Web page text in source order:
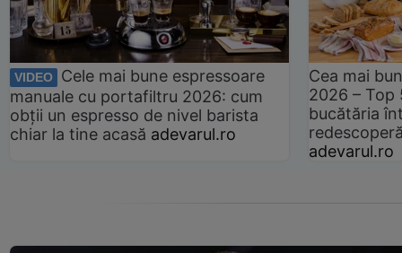
VIDEO
Cele mai bune espressoare
manuale cu portafiltru 2026: cum
obții un espresso de nivel barista
chiar la tine acasă adevarul.ro
Cea mai
2026 –
bucătăria
adevarul.ro